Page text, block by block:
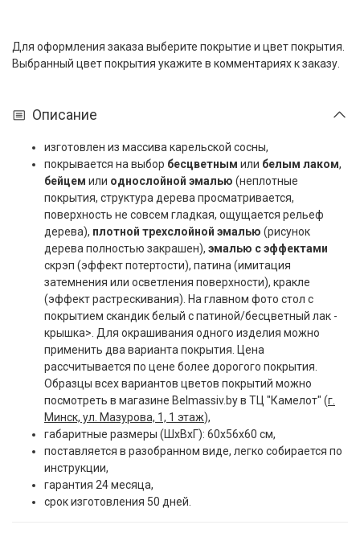
Для оформления заказа выберите покрытие и цвет покрытия.
Выбранный цвет покрытия укажите в комментариях к заказу.
Описание
изготовлен из массива карельской сосны,
покрывается на выбор бесцветным или белым лаком,
бейцем или однослойной эмалью (неплотные
покрытия, структура дерева просматривается,
поверхность не совсем гладкая, ощущается рельеф
дерева), плотной трехслойной эмалью (рисунок
дерева полностью закрашен), эмалью с эффектами
скрэп (эффект потертости), патина (имитация
затемнения или осветления поверхности), кракле
(эффект растрескивания). На главном фото стол с
покрытием скандик белый с патиной/бесцветный лак -
крышка>. Для окрашивания одного изделия можно
применить два варианта покрытия. Цена
рассчитывается по цене более дорогого покрытия.
Образцы всех вариантов цветов покрытий можно
посмотреть в магазине Belmassiv.by в ТЦ "Камелот" (г.
Минск, ул. Мазурова, 1, 1 этаж),
габаритные размеры (ШxВxГ): 60x56x60 см,
поставляется в разобранном виде, легко собирается по
инструкции,
гарантия 24 месяца,
срок изготовления 50 дней.